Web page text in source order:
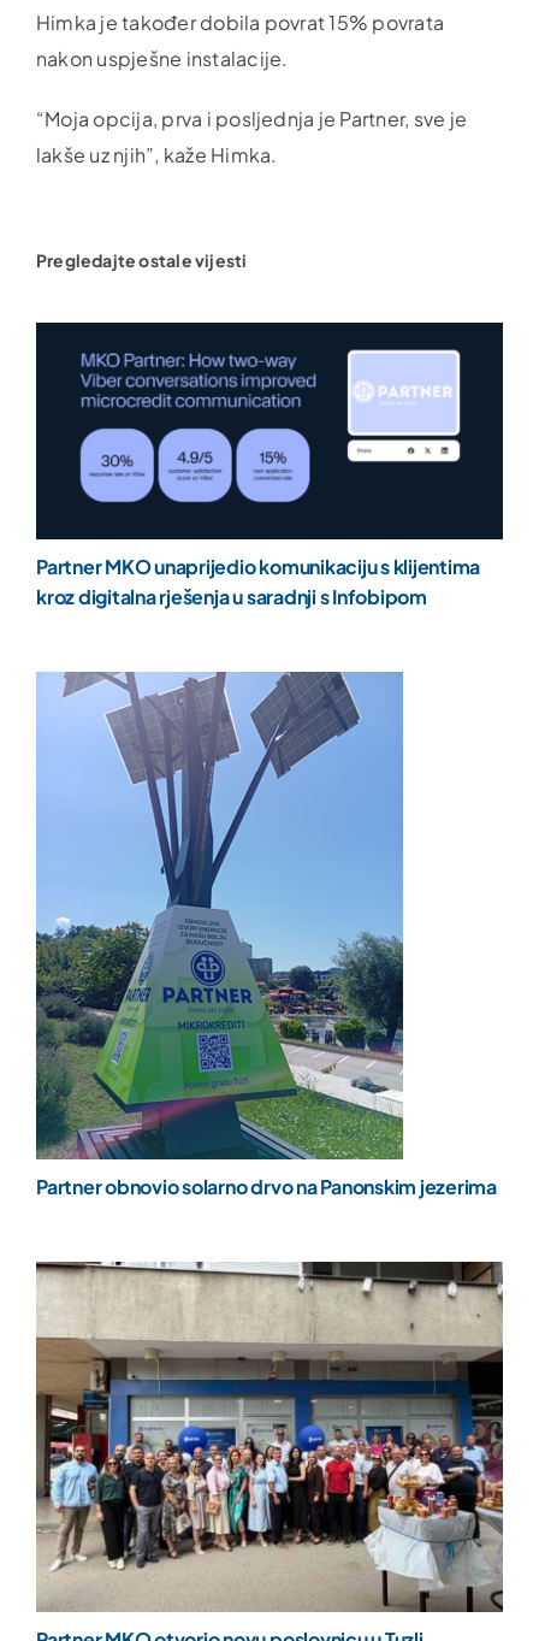
Himka je također dobila povrat 15% povrata
nakon uspješne instalacije.
“Moja opcija, prva i posljednja je Partner, sve je
lakše uz njih”, kaže Himka.
Pregledajte ostale vijesti
Partner MKO unaprijedio komunikaciju s klijentima
kroz digitalna rješenja u saradnji s Infobipom
Partner obnovio solarno drvo na Panonskim jezerima